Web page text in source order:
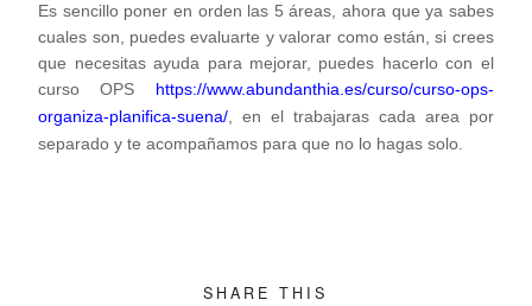
Es sencillo poner en orden las 5 áreas, ahora que ya sabes
cuales son, puedes evaluarte y valorar como están, si crees
que necesitas ayuda para mejorar, puedes hacerlo con el
curso OPS
https://www.abundanthia.es/curso/curso-ops-
organiza-planifica-suena/, en el trabajaras cada area por
separado y te acompañamos para que no lo hagas solo.
SHARE THIS